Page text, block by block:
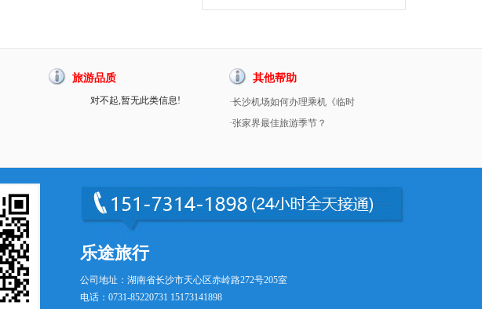
旅游品质
对不起,暂无此类信息!
其他帮助
·长沙机场如何办理乘机《临时
·张家界最佳旅游季节？
乐途旅行
公司地址：湖南省长沙市天心区赤岭路272号205室
电话：0731-85220731 15173141898